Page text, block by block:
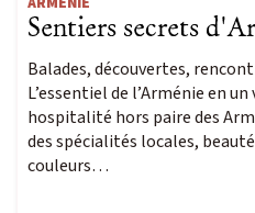
Sentiers secrets
Balades, découvertes,
L’essentiel de l’Arménie en
hospitalité hors paire des
des spécialités locales,
couleurs…